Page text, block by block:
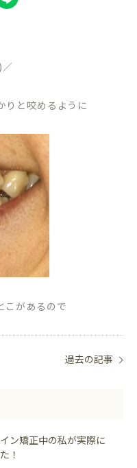
りと咬めるように
こがあるので
過去の記事
ン矯正中の私が実際に
！